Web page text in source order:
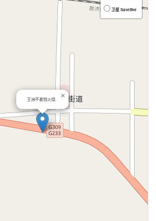
王洲不差钱火烧 ×
卫星 Satellite